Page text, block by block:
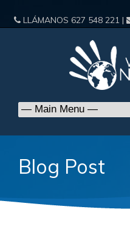
LLÁMANOS 627 548 221|
Blog Post